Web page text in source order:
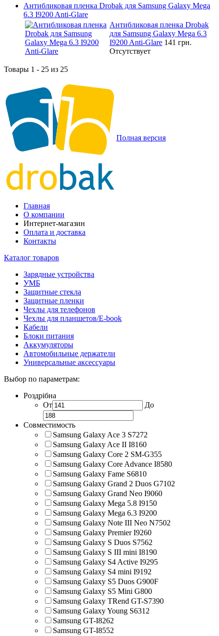
Антибликовая пленка Drobak для Samsung Galaxy Mega
6.3 I9200 Anti-Glare
Антибликовая пленка Drobak
для Samsung Galaxy Mega 6.3
I9200 Anti-Glare 141 грн.
Отсутствует
Товары 1 - 25 из 25
Полная версия
Главная
О компании
Интернет-магазин
Оплата и доставка
Контакты
Каталог товаров
Зарядные устройства
УМБ
Защитные стекла
Защитные пленки
Чехлы для телефонов
Чехлы для планшетов/E-book
Кабели
Блоки питания
Аккумуляторы
Автомобильные держатели
Универсальные аксессуары
Выбор по параметрам:
Роздрібна
От
До
Совместимость
Samsung Galaxy Ace 3 S7272
Samsung Galaxy Ace II I8160
Samsung Galaxy Core 2 SM-G355
Samsung Galaxy Core Advance I8580
Samsung Galaxy Fame S6810
Samsung Galaxy Grand 2 Duos G7102
Samsung Galaxy Grand Neo I9060
Samsung Galaxy Mega 5.8 I9150
Samsung Galaxy Mega 6.3 I9200
Samsung Galaxy Note III Neo N7502
Samsung Galaxy Premier I9260
Samsung Galaxy S Duos S7562
Samsung Galaxy S III mini I8190
Samsung Galaxy S4 Active I9295
Samsung Galaxy S4 mini I9192
Samsung Galaxy S5 Duos G900F
Samsung Galaxy S5 Mini G800
Samsung Galaxy TRend GT-S7390
Samsung Galaxy Young S6312
Samsung GT-I8262
Samsung GT-I8552